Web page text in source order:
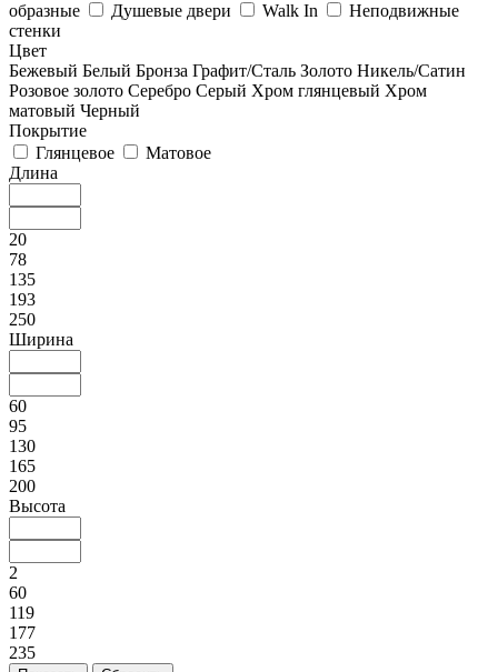
образные
Душевые двери Walk In
Неподвижные
стенки
Цвет
Бежевый Белый Бронза Графит/Сталь Золото Никель/Сатин
Розовое золото Серебро Серый Хром глянцевый Хром
матовый Черный
Покрытие
Глянцевое
Матовое
Длина
20
78
135
193
250
Ширина
60
95
130
165
200
Высота
2
60
119
177
235